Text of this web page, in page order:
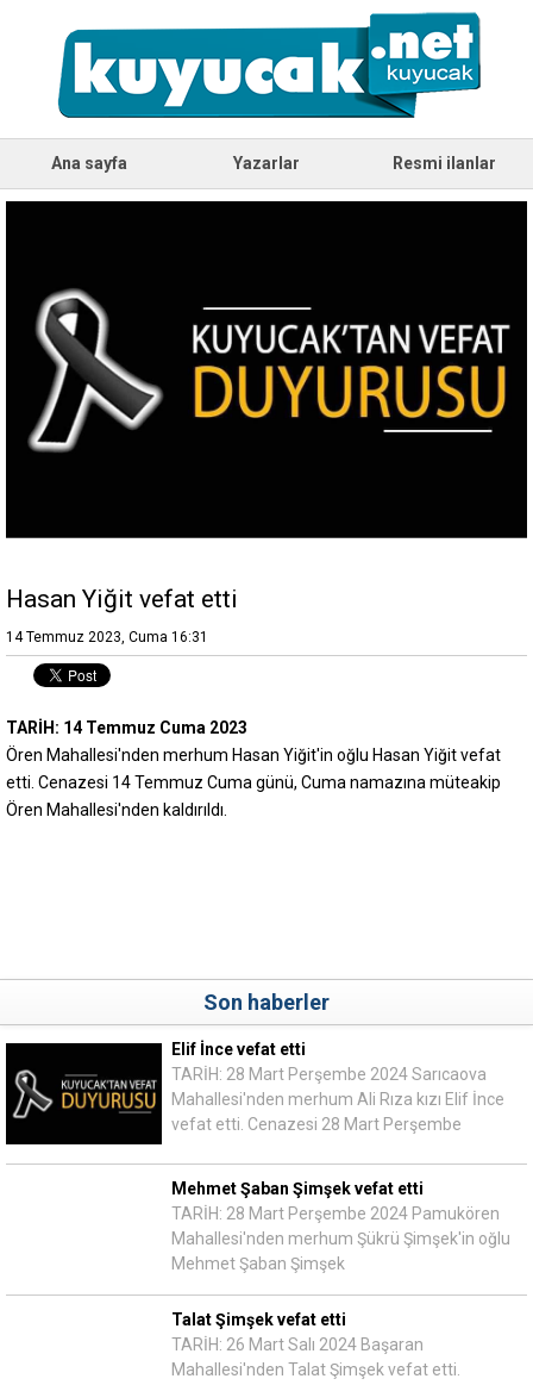
Ana sayfa Yazarlar Resmi ilanlar
Hasan Yiğit vefat etti
14 Temmuz 2023, Cuma 16:31
TARİH: 14 Temmuz Cuma 2023
Ören Mahallesi'nden merhum Hasan Yiğit'in oğlu Hasan Yiğit vefat
etti. Cenazesi 14 Temmuz Cuma günü, Cuma namazına müteakip
Ören Mahallesi'nden kaldırıldı.
Son haberler
Elif İnce vefat etti
TARİH: 28 Mart Perşembe 2024 Sarıcaova
Mahallesi'nden merhum Ali Rıza kızı Elif İnce
vefat etti. Cenazesi 28 Mart Perşembe
Mehmet Şaban Şimşek vefat etti
TARİH: 28 Mart Perşembe 2024 Pamukören
Mahallesi'nden merhum Şükrü Şimşek'in oğlu
Mehmet Şaban Şimşek
Talat Şimşek vefat etti
TARİH: 26 Mart Salı 2024 Başaran
Mahallesi'nden Talat Şimşek vefat etti.